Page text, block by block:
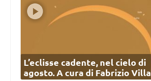
L’eclisse cadente, nel cielo di
agosto. A cura di Fabrizio Villa